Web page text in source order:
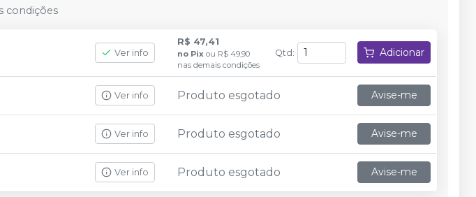
condições
Ver info
R$ 47,41
no Pix ou R$ 49,90
nas demais condições
Qtd : Adicionar
Ver info Produto esgotado Avise-me
Ver info Produto esgotado Avise-me
Ver info Produto esgotado Avise-me